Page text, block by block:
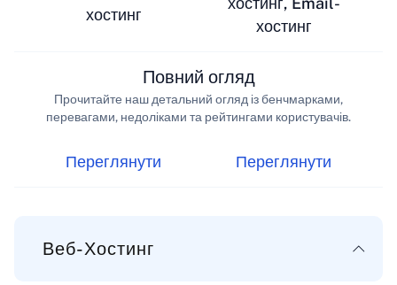
хостинг
хостинг
Переглянути
Повний огляд
Прочитайте наш детальний огляд із бенчмарками,
перевагами, недоліками та рейтингами користувачів.
Переглянути
Веб-Хостинг